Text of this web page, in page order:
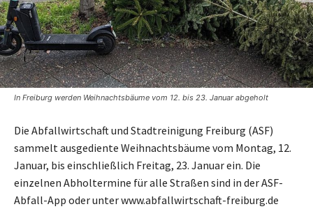
In Freiburg werden Weihnachtsbäume vom 12. bis 23. Januar abgeholt
Die Abfallwirtschaft und Stadtreinigung Freiburg (ASF)
sammelt ausgediente Weihnachtsbäume vom Montag, 12.
Januar, bis einschließlich Freitag, 23. Januar ein. Die
einzelnen Abholtermine für alle Straßen sind in der ASF-
Abfall-App oder unter www.abfallwirtschaft-freiburg.de